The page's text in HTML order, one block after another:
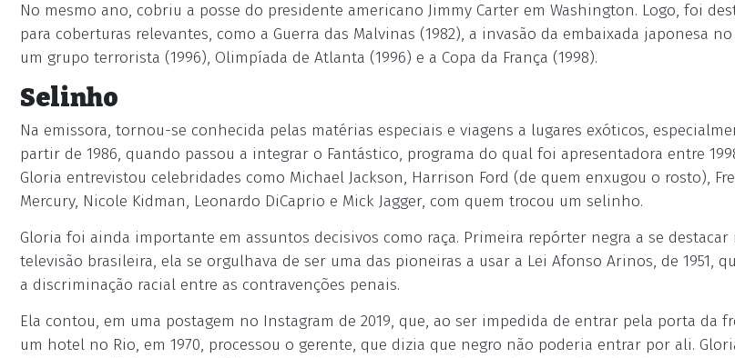
No mesmo ano, cobriu a posse do presidente americano Jimmy Carter em Washington. Logo, foi
para coberturas relevantes, como a Guerra das Malvinas (1982), a invasão da embaixada japonesa
um grupo terrorista (1996), Olimpíada de Atlanta (1996) e a Copa da França (1998).
Selinho
Na emissora, tornou-se conhecida pelas matérias especiais e viagens a lugares exóticos,
partir de 1986, quando passou a integrar o Fantástico, programa do qual foi apresentadora entre
Gloria entrevistou celebridades como Michael Jackson, Harrison Ford (de quem enxugou o rosto),
Mercury, Nicole Kidman, Leonardo DiCaprio e Mick Jagger, com quem trocou um selinho.
Gloria foi ainda importante em assuntos decisivos como raça. Primeira repórter negra a se destacar
televisão brasileira, ela se orgulhava de ser uma das pioneiras a usar a Lei Afonso Arinos, de 1951,
a discriminação racial entre as contravenções penais.
Ela contou, em uma postagem no Instagram de 2019, que, ao ser impedida de entrar pela porta da
um hotel no Rio, em 1970, processou o gerente, que dizia que negro não poderia entrar por ali.